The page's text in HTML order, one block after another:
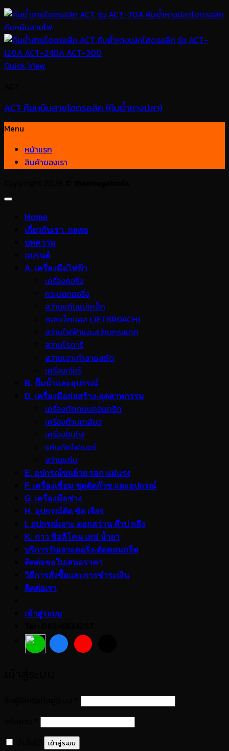
Quick View
ACT คีมหนีบสายไฮดรอลิค (คีมย้ำหางปลา)
Menu
หน้าแรก
สินค้าของเรา
Home
เกี่ยวกับเรา_news
บทความ
แบรนด์
A. เครื่องมือไฟฟ้า
เครื่องคอริ่ง
กระบอกคอริ่ง
สว่านแท่นแม่เหล็ก
ดอกเจ็ทบอส (JETBROACH)
สว่านไฟฟ้าและสว่านกระแทก
สว่านโรตารี
สว่านเจาะทำลายสกัด
เครื่องเจียร์
B. ปั๊มน้ำและอุปกรณ์
D. เครื่องมือก่อสร้าง-อุตสาหกรรม
เครื่องตัดถนนคอนกรีต
เครื่องต๊าปเกลียว
เครื่องปั่นไฟ
แท่นตัดไฟเบอร์
สว่านแท่น
E. อุปกรณ์ขนย้าย รอก แม่แรง
F. เครื่องเชื่อม ชุดตัดก๊าซ และอุปกรณ์
G. เครื่องมือช่าง
H. อุปกรณ์ตัด ขัด เจียร
I. อุปกรณ์เจาะ ดอกสว่าน ต๊าป กลึง
K. กาว ซิลลิโคน เทป น้ำยา
บริการรับเจาะคอริ่ง-ตัดคอนกรีต
ติดต่อขอใบเสนอราคา
วิธีการสั่งซื้อและการชำระเงิน
ติดต่อเรา
เข้าสู่ระบบ
ต้องการ
ต้องการ
เข้าสู่ระบบ